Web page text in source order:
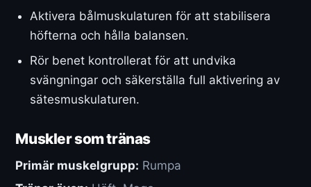
Aktivera bålmuskulaturen för att stabilisera
höfterna och hålla balansen.
Rör benet kontrollerat för att undvika
svängningar och säkerställa full aktivering av
sätesmuskulaturen.
Muskler som tränas
Primär muskelgrupp: Rumpa